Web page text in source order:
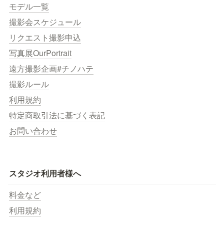
モデル一覧
撮影会スケジュール
リクエスト撮影申込
写真展OurPortrait
遠方撮影企画#チノハテ
撮影ルール
利用規約
特定商取引法に基づく表記
お問い合わせ
スタジオ利用者様へ
料金など
利用規約